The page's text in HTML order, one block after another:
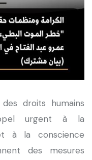
droits humains
urgent à la
à la conscience
des mesures